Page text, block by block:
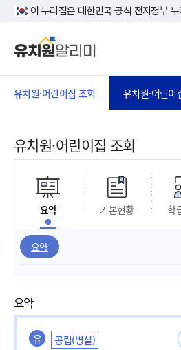
본문 바로가기
이 누리집은 대한민국 공식 전자정부
유치원·어린이집 조회 유치원·어린이
유치원·어린이집 조회
요약 기본현황 학
요약
요약
유 공립(병설)